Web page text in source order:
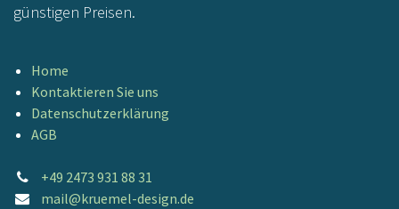
günstigen Preisen.
Home
Kontaktieren Sie uns
Datenschutzerklärung
AGB
+49 2473 931 88 31
mail@kruemel-design.de